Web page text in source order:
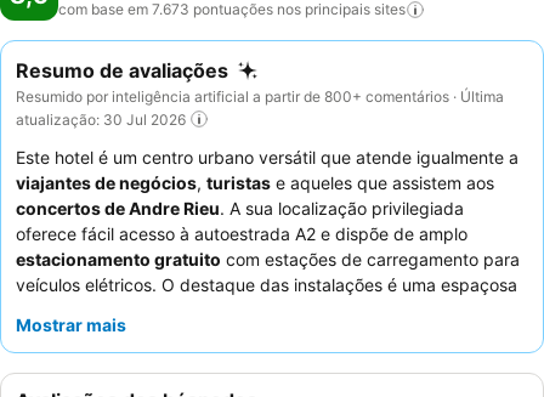
com base em 7.673 pontuações nos principais sites
Resumo de avaliações
Resumido por inteligência artificial a partir de 800+ comentários · Última
atualização: 30 Jul 2026
Este hotel é um centro urbano versátil que atende igualmente a
viajantes de negócios, turistas e aqueles que assistem aos
concertos de Andre Rieu. A sua localização privilegiada
oferece fácil acesso à autoestrada A2 e dispõe de amplo
estacionamento gratuito com estações de carregamento para
veículos elétricos. O destaque das instalações é uma espaçosa
relaxamento. Os hóspedes elogiam consistentemente os
pequeno-almoço
, que apresenta uma grande variedade de
Mostrar mais